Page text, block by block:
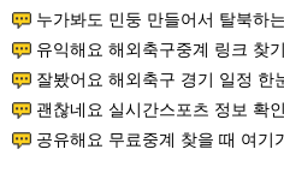
누가봐도 민둥 만들어서 탈북하는것들이나 뭔가 쳐들어오는 낌새를
유익해요 해외축구중계 링크 찾기 쉬워서 자주 와요. 참고로 무
잘봤어요 해외축구 경기 일정 한눈에 보기 좋아요. 덕분에
괜찮네요 실시간스포츠 정보 확인하기 좋아요. 그래도 epl중
공유해요 무료중계 찾을 때 여기가 제일 편해요. 그리고 무료스포